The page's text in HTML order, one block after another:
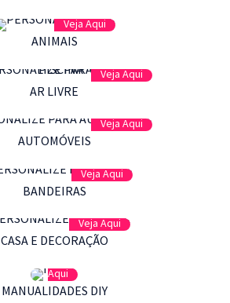
Veja Aqui
ANIMAIS
Veja Aqui
AR LIVRE
Veja Aqui
AUTOMÓVEIS
Veja Aqui
BANDEIRAS
Veja Aqui
CASA E DECORAÇÃO
Aqui
MANUALIDADES DIY